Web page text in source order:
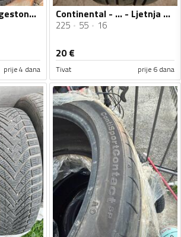
Continental - Bridgestone 17" i Continental 18" - Ljetnja guma
prije 4 dana
Continental - ... - Ljetnja guma
225 55 16
20€
Tivat prije 6 dana